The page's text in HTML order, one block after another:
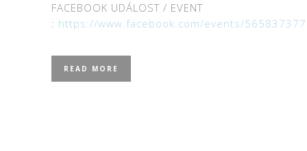
FACEBOOK UDÁLOST / EVENT
: https://www.facebook.com/events/
READ MORE